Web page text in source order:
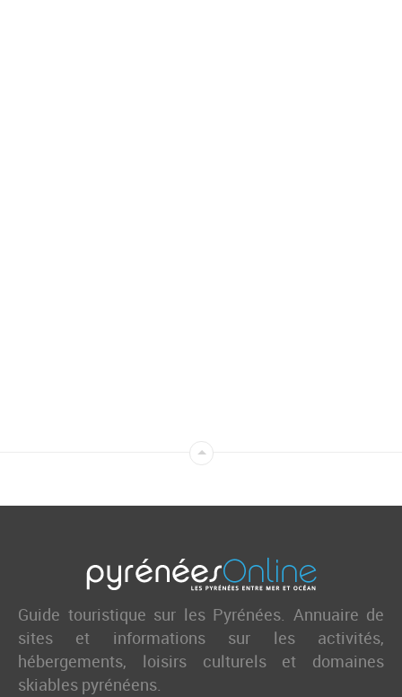
Guide touristique sur les Pyrénées. Annuaire de
sites et informations sur les activités,
hébergements, loisirs culturels et domaines
skiables pyrénéens.